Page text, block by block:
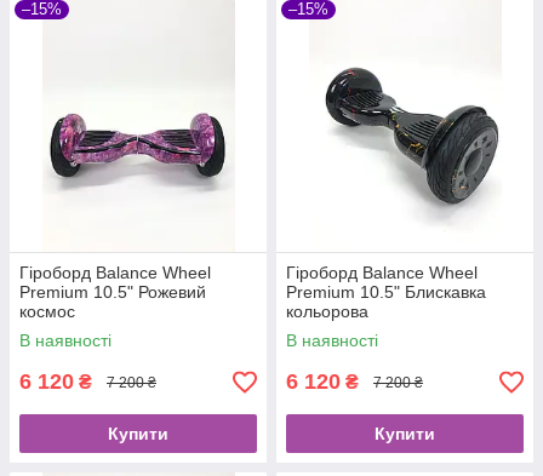
–15%
Гіроборд Balance Wheel
Premium 10.5" Рожевий
космос
В наявності
6 120 ₴ 7 200 ₴
Купити
–15%
Гіроборд Balance Wheel
Premium 10.5" Блискавка
кольорова
В наявності
6 120 ₴ 7 200 ₴
Купити